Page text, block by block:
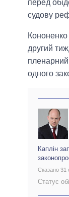
перед
судову
другий
одного
Каплін
Сказано 31
Статус